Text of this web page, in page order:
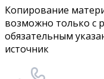
Копирование
возможно только с
обязательным
источник